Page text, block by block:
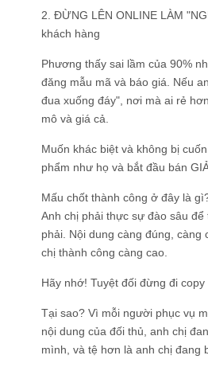
2. ĐỪNG LÊN ONLINE LÀM
khách hàng
Phương thấy sai lầm của 90%
đăng mẫu mã và báo giá. Nếu
đua xuống đáy", nơi mà ai rẻ
mô và giá cả.
Muốn khác biệt và không bị
phẩm như họ và bắt đầu bán
Mấu chốt thành công ở đây là
Anh chị phải thực sự đào sâu
phải. Nội dung càng đúng,
chị thành công càng cao.
Hãy nhớ! Tuyệt đối đừng đi
Tại sao? Vì mỗi người phục vụ
nội dung của đối thủ, anh chị
mình, và tệ hơn là anh chị đang